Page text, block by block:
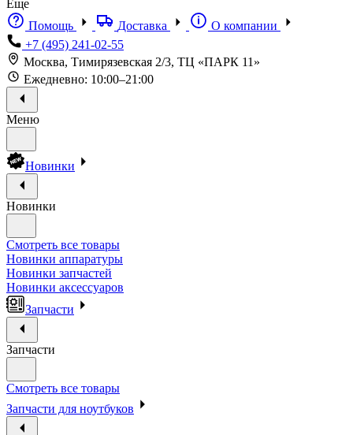
Еще
Помощь
Доставка
О компании
+7 (495) 241-02-55
Москва, Тимирязевская 2/3, ТЦ «ПАРК 11»
Ежедневно: 10:00–21:00
Меню
Новинки
Новинки
Смотреть все товары
Новинки аппаратуры
Новинки запчастей
Новинки аксессуаров
Запчасти
Запчасти
Смотреть все товары
Запчасти для ноутбуков